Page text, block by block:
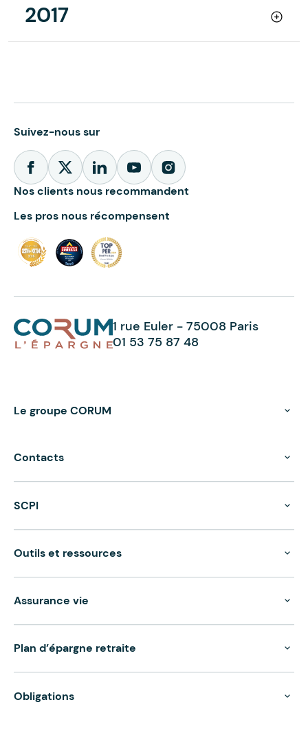
2017
Suivez-nous sur
Nos clients nous recommandent
Les pros nous récompensent
1 rue Euler - 75008 Paris
01 53 75 87 48
Le groupe CORUM
Contacts
SCPI
Outils et ressources
Assurance vie
Plan d’épargne retraite
Obligations